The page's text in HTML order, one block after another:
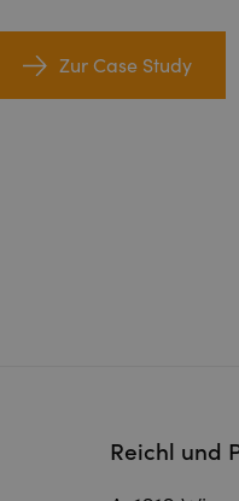
Zur Case Study
Reichl und